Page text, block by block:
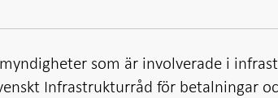
som är involverade i
Infrastrukturråd för betalningar